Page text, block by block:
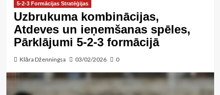
5-2-3 Formācijas Stratēģijas
Uzbrukuma kombinācijas,
Atdeves un ieņemšanas spēles,
Pārklājumi 5-2-3 formācijā
Klāra Dženningsa 03/02/2026 0